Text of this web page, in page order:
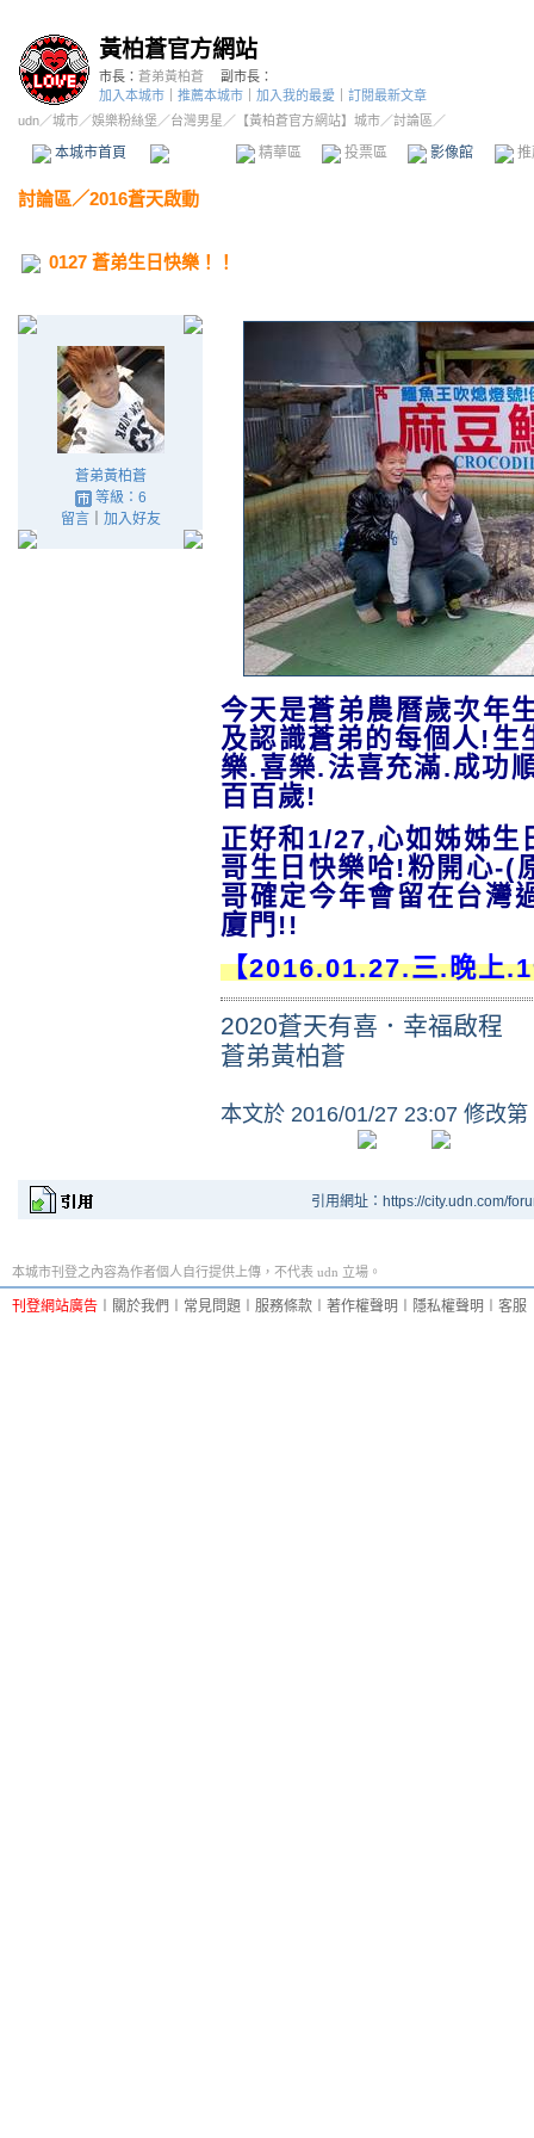
黃柏蒼官方網站
市長： 蒼弟黃柏蒼
副市長：
加入本城市
推薦本城市 加入我的最愛
訂閱最新文章
udn／城市／娛樂粉絲堡 ／台灣男星 ／ 【黃柏蒼官方網站】城市／討論區／
本城市首頁 精華區 投票區 影像館
討論區／2016蒼天啟動
0127 蒼弟生日快樂！！
蒼弟黃柏蒼
等級：6
留言｜ 加入好友
今天是蒼弟農曆歲次年
及認識蒼弟的每個人!生
樂.喜樂.法喜充滿.成功
百百歲!
正好和1/27,心如姊姊生
哥生日快樂哈!粉開心-(
哥確定今年會留在台灣
廈門!!
【2016.01.27.三.晚上
2020蒼天有喜．幸福啟程
蒼弟黃柏蒼
本文於 2016/01/27 23:07 修改第
引用網址：https://city.udn.com/
本城市刊登之內容為作者個人自行提供上傳，不代表 udn 立場。
刊登網站廣告 關於我們 常見問題 服務條款 著作權聲明 隱私權聲明 客服